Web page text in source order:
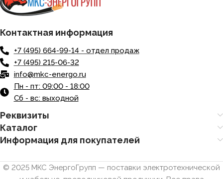
Контактная информация
+7 (495) 664-99-14 - отдел продаж
+7 (495) 215-06-32
info@mkc-energo.ru
Пн - пт: 09:00 - 18:00
Сб - вс: выходной
Реквизиты
Каталог
Информация для покупателей
© 2025 МКС ЭнергоГрупп — поставки электротехнической